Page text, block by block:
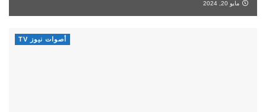
مايو 20, 2024
أصوات نيوز TV